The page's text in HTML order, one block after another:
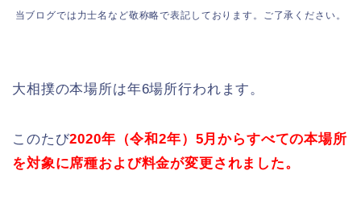
当ブログでは力士名など敬称略で表記しております。ご了承ください。
大相撲の本場所は年6場所行われます。
このたび2020年（令和2年）5月からすべての本場所
を対象に席種および料金が変更されました。